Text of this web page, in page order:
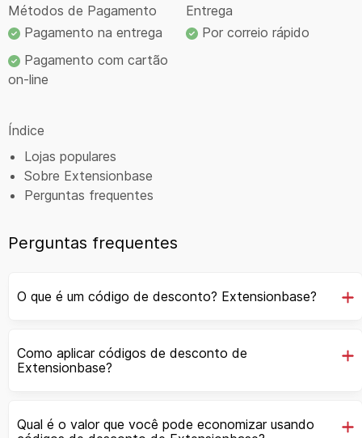
Métodos de Pagamento
Pagamento na entrega
Pagamento com cartão
on-line
Entrega
Por correio rápido
Índice
Lojas populares
Sobre Extensionbase
Perguntas frequentes
Perguntas frequentes
O que é um código de desconto? Extensionbase?
Como aplicar códigos de desconto de
Extensionbase?
Qual é o valor que você pode economizar usando